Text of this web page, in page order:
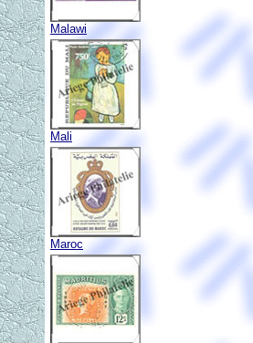
Malawi
Mali
Maroc